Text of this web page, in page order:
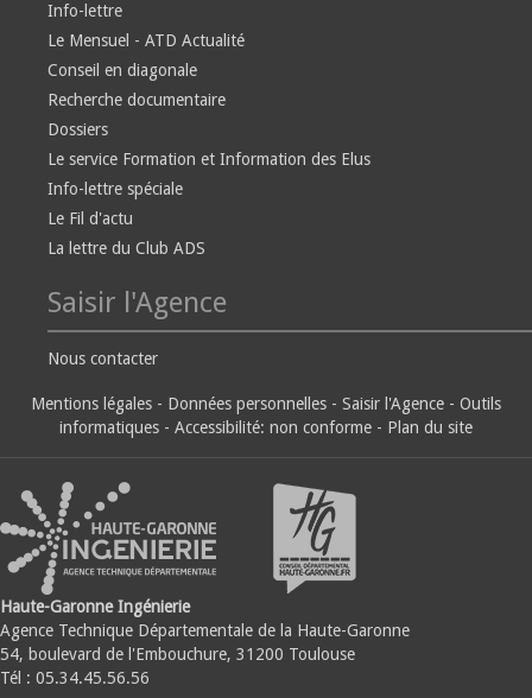
Info-lettre
Le Mensuel - ATD Actualité
Conseil en diagonale
Recherche documentaire
Dossiers
Le service Formation et Information des Elus
Info-lettre spéciale
Le Fil d'actu
La lettre du Club ADS
Saisir l'Agence
Nous contacter
Mentions légales - Données personnelles - Saisir l'Agence - Outils
informatiques - Accessibilité: non conforme - Plan du site
Haute-Garonne Ingénierie
Agence Technique Départementale de la Haute-Garonne
54, boulevard de l'Embouchure, 31200 Toulouse
Tél : 05.34.45.56.56